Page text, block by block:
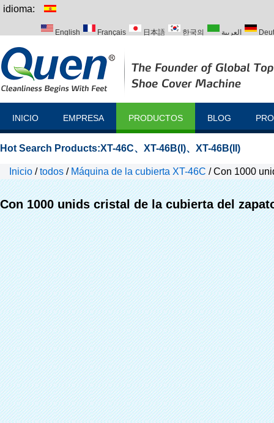
idioma:
English Français 日本語 한국의 العربية
INICIO EMPRESA PRODUCTOS BLOG
Hot Search Products:XT-46C、 XT-46B(I)、 XT-46B(II)
Inicio /todos / Máquina de la cubierta XT-46C /Con 1000
Con 1000 unids cristal de la cubierta del